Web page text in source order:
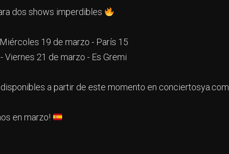
dos shows imperdibles
19 de marzo - París 15
Viernes 21 de marzo - Es Gremi
disponibles a partir de este momento en conciertosya.com
en marzo!